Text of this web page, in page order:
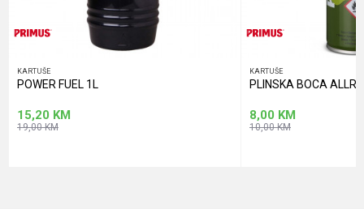
KARTUŠE
POWER FUEL 1L
15,20 KM
19,00KM
KARTUŠE
PLINSKA BOCA
8,00 KM
10,00KM